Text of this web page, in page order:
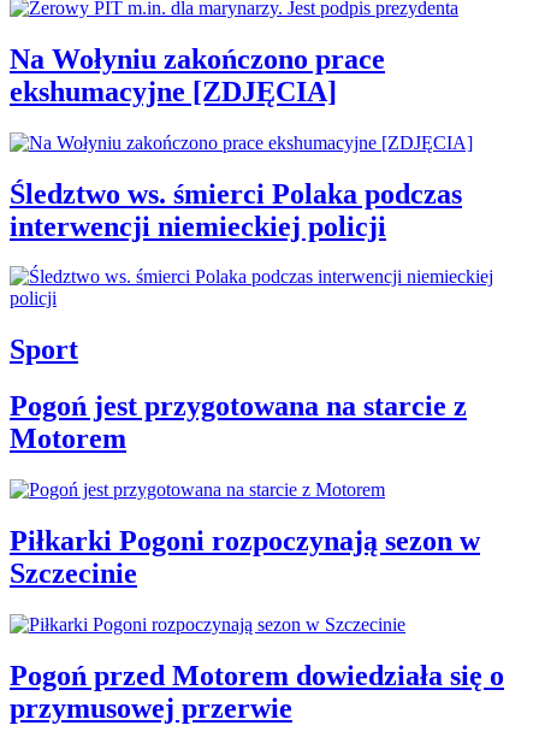
Na Wołyniu zakończono prace
ekshumacyjne [ZDJĘCIA]
Śledztwo ws. śmierci Polaka podczas
interwencji niemieckiej policji
Sport
Pogoń jest przygotowana na starcie z
Motorem
Piłkarki Pogoni rozpoczynają sezon w
Szczecinie
Pogoń przed Motorem dowiedziała się o
przymusowej przerwie